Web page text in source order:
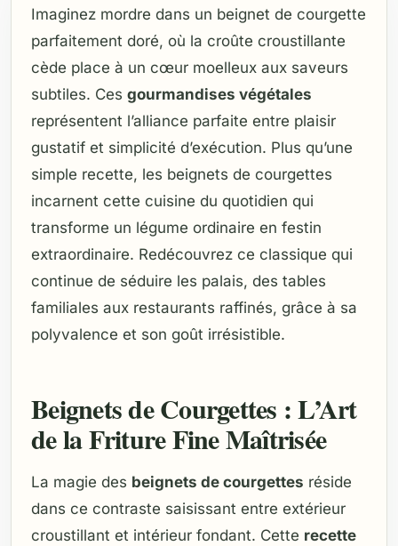
Imaginez mordre dans un beignet de courgette
parfaitement doré, où la croûte croustillante
cède place à un cœur moelleux aux saveurs
subtiles. Ces gourmandises végétales
représentent l’alliance parfaite entre plaisir
gustatif et simplicité d’exécution. Plus qu’une
simple recette, les beignets de courgettes
incarnent cette cuisine du quotidien qui
transforme un légume ordinaire en festin
extraordinaire. Redécouvrez ce classique qui
continue de séduire les palais, des tables
familiales aux restaurants raffinés, grâce à sa
polyvalence et son goût irrésistible.
Beignets de Courgettes : L’Art
de la Friture Fine Maîtrisée
La magie des beignets de courgettes réside
dans ce contraste saisissant entre extérieur
croustillant et intérieur fondant. Cette recette